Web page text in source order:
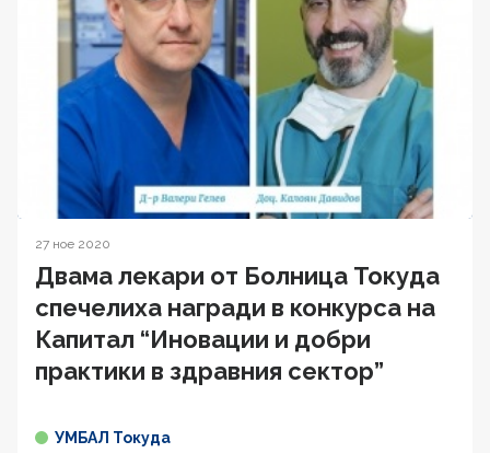
27 ное 2020
Двама лекари от Болница Токуда
спечелиха награди в конкурса на
Капитал “Иновации и добри
практики в здравния сектор”
УМБАЛ Токуда